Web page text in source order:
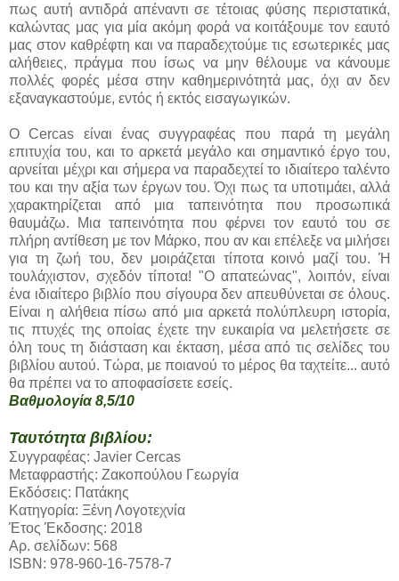
πως αυτή αντιδρά απέναντι σε τέτοιας φύσης περιστατικά,
καλώντας μας για μία ακόμη φορά να κοιτάξουμε τον εαυτό
μας στον καθρέφτη και να παραδεχτούμε τις εσωτερικές μας
αλήθειες, πράγμα που ίσως να μην θέλουμε να κάνουμε
πολλές φορές μέσα στην καθημερινότητά μας, όχι αν δεν
εξαναγκαστούμε, εντός ή εκτός εισαγωγικών.
Ο Cercas είναι ένας συγγραφέας που παρά τη μεγάλη
επιτυχία του, και το αρκετά μεγάλο και σημαντικό έργο του,
αρνείται μέχρι και σήμερα να παραδεχτεί το ιδιαίτερο ταλέντο
του και την αξία των έργων του. Όχι πως τα υποτιμάει, αλλά
χαρακτηρίζεται από μια ταπεινότητα που προσωπικά
θαυμάζω. Μια ταπεινότητα που φέρνει τον εαυτό του σε
πλήρη αντίθεση με τον Μάρκο, που αν και επέλεξε να μιλήσει
για τη ζωή του, δεν μοιράζεται τίποτα κοινό μαζί του. Ή
τουλάχιστον, σχεδόν τίποτα! "Ο απατεώνας", λοιπόν, είναι
ένα ιδιαίτερο βιβλίο που σίγουρα δεν απευθύνεται σε όλους.
Είναι η αλήθεια πίσω από μια αρκετά πολύπλευρη ιστορία,
τις πτυχές της οποίας έχετε την ευκαιρία να μελετήσετε σε
όλη τους τη διάσταση και έκταση, μέσα από τις σελίδες του
βιβλίου αυτού. Τώρα, με ποιανού το μέρος θα ταχτείτε... αυτό
θα πρέπει να το αποφασίσετε εσείς.
Βαθμολογία 8,5/10
Ταυτότητα βιβλίου:
Συγγραφέας: Javier Cercas
Μεταφραστής: Ζακοπούλου Γεωργία
Εκδόσεις: Πατάκης
Κατηγορία: Ξένη Λογοτεχνία
Έτος Έκδοσης: 2018
Αρ. σελίδων: 568
ISBN: 978-960-16-7578-7